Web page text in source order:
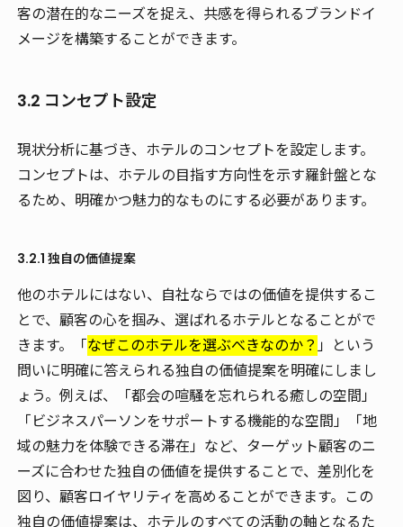
客の潜在的なニーズを捉え、共感を得られるブランドイ
メージを構築することができます。
3.2 コンセプト設定
現状分析に基づき、ホテルのコンセプトを設定します。
コンセプトは、ホテルの目指す方向性を示す羅針盤とな
るため、明確かつ魅力的なものにする必要があります。
3.2.1 独自の価値提案
他のホテルにはない、自社ならではの価値を提供するこ
とで、顧客の心を掴み、選ばれるホテルとなることがで
きます。「なぜこのホテルを選ぶべきなのか？」という
問いに明確に答えられる独自の価値提案を明確にしまし
ょう。例えば、「都会の喧騒を忘れられる癒しの空間」
「ビジネスパーソンをサポートする機能的な空間」「地
域の魅力を体験できる滞在」など、ターゲット顧客のニ
ーズに合わせた独自の価値を提供することで、差別化を
図り、顧客ロイヤリティを高めることができます。この
独自の価値提案は、ホテルのすべての活動の軸となるた